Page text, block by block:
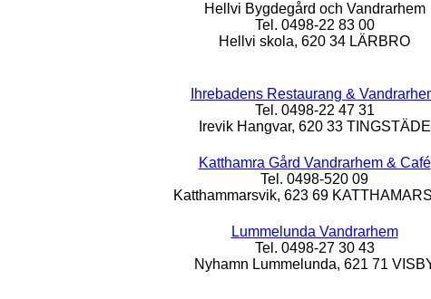
Hellvi Bygdegård och Vandrarhem
Tel. 0498-22 83 00
Hellvi skola, 620 34 LÄRBRO
Ihrebadens Restaurang &
Tel. 0498-22 47 31
Irevik Hangvar, 620 33 TINGSTÄDE
Katthamra Gård Vandrarhem & Café
Tel. 0498-520 09
Katthammarsvik, 623 69
Lummelunda Vandrarhem
Tel. 0498-27 30 43
Nyhamn Lummelunda, 621 71